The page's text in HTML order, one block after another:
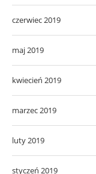
czerwiec 2019
maj 2019
kwiecień 2019
marzec 2019
luty 2019
styczeń 2019